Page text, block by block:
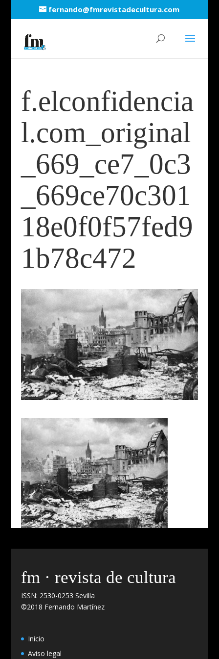
fernando@fmrevistadecultura.com
f.elconfidencia
l.com_original
_669_ce7_0c3
_669ce70c301
18e0f0f57fed9
1b78c472
fm · revista de cultura
ISSN: 2530-0253 Sevilla
©2018 Fernando Martínez
Inicio
Aviso legal